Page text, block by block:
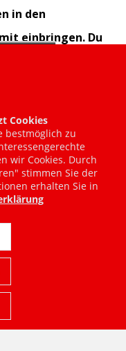
Cookies
bestmöglich zu
wir Cookies. Durch
stimmen Sie der
erhalten Sie in